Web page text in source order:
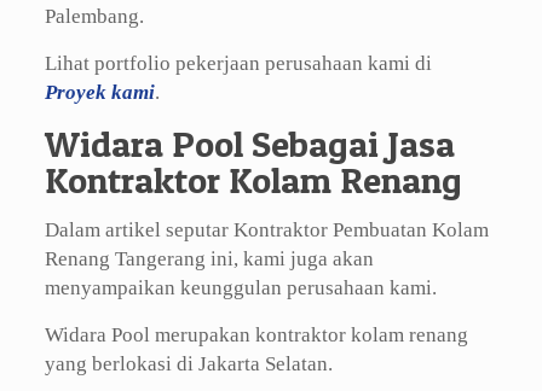
Palembang.
Lihat portfolio pekerjaan perusahaan kami di
Proyek kami.
Widara Pool Sebagai Jasa
Kontraktor Kolam Renang
Dalam artikel seputar Kontraktor Pembuatan Kolam
Renang Tangerang ini, kami juga akan
menyampaikan keunggulan perusahaan kami.
Widara Pool merupakan kontraktor kolam renang
yang berlokasi di Jakarta Selatan.